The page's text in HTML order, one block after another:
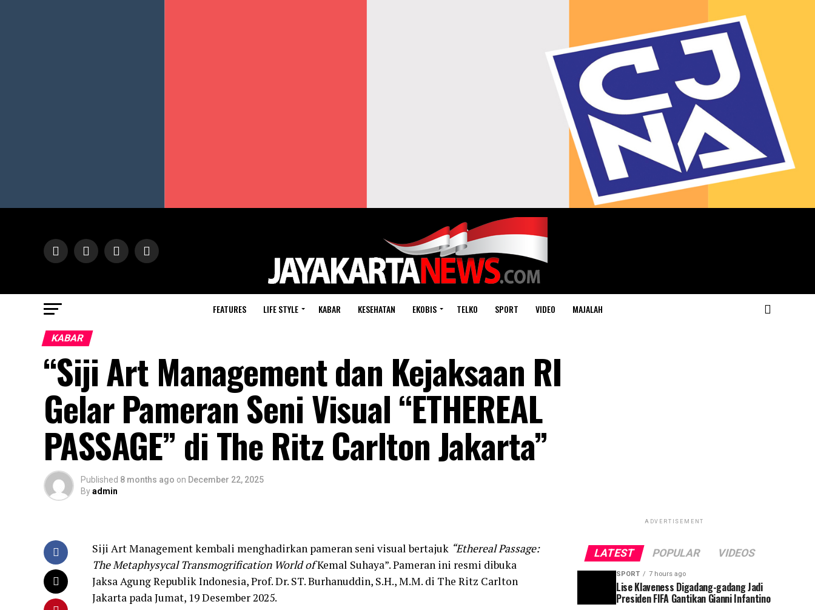
FEATURES LIFE STYLE KABAR KESEHATAN EKOBIS TELKO SPORT VIDEO MAJALAH
KABAR
“Siji Art Management dan Kejaksaan RI
Gelar Pameran Seni Visual “ETHEREAL
PASSAGE” di The Ritz Carlton Jakarta”
Published 8 months ago on December 22, 2025
Byadmin
Siji Art Management kembali menghadirkan pameran seni visual bertajuk “Ethereal Passage:
The Metaphysycal Transmogrification World ofKemal Suhaya”. Pameran ini resmi dibuka
Jaksa Agung Republik Indonesia, Prof. Dr. ST. Burhanuddin, S.H., M.M. di The Ritz Carlton
Jakarta pada Jumat, 19 Desember 2025.
ADVERTISEMENT
LATEST POPULAR VIDEOS
SPORT 7 hours ago
Lise Klaveness Digadang-gadang Jadi
Presiden FIFA Gantikan Gianni Infantino